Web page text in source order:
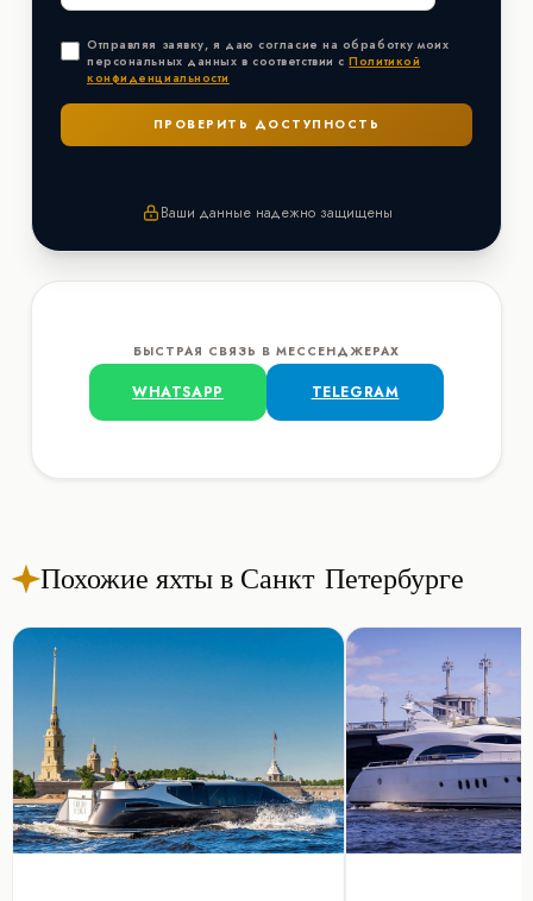
Отправляя заявку, я даю согласие на обработку моих
персональных данных в соответствии сПолитикой
конфиденциальности
Ваши данные надежно защищены
БЫСТРАЯ СВЯЗЬ В МЕССЕНДЖЕРАХ
WHATSAPP TELEGRAM
Похожие яхты в Санкт-Петербурге